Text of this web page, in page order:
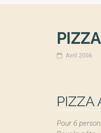
Avril 2006
PIZZA
Pour 6